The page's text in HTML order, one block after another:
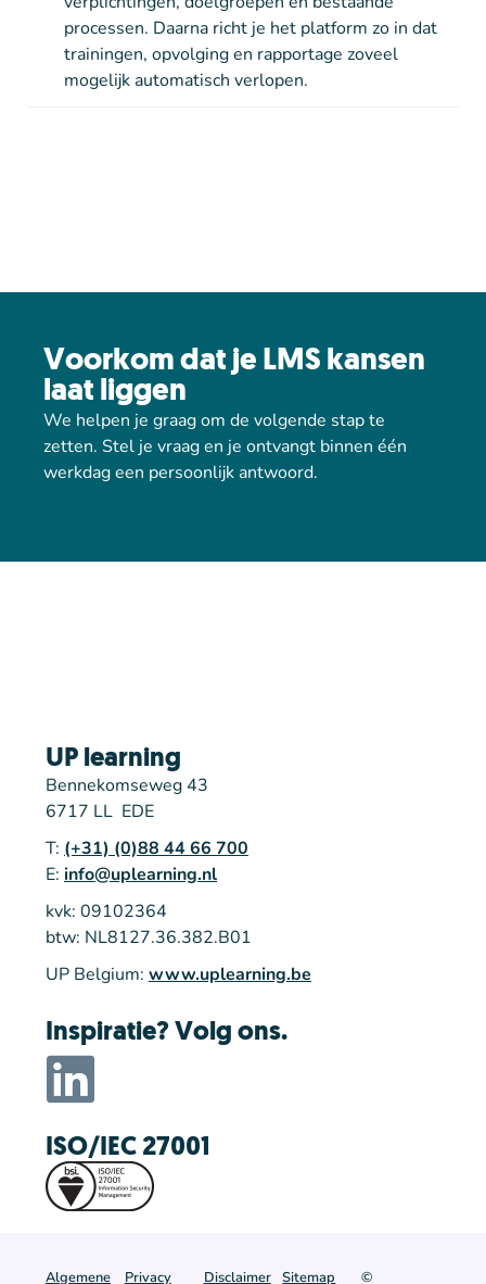
processen. Daarna richt je het platform zo in dat
trainingen, opvolging en rapportage zoveel
mogelijk automatisch verlopen.
Voorkom dat je LMS kansen
laat liggen
We helpen je graag om de volgende stap te
zetten. Stel je vraag en je ontvangt binnen één
werkdag een persoonlijk antwoord.
UP learning
Bennekomseweg 43
6717 LL EDE
T: (+31) (0)88 44 66 700
E: info@uplearning.nl
kvk: 09102364
btw: NL8127.36.382.B01
UP Belgium: www.uplearning.be
Inspiratie? Volg ons.
ISO/IEC 27001
Algemene Privacy Disclaimer Sitemap ©